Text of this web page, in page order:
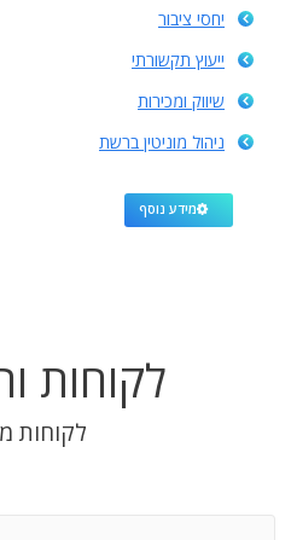
יחסי ציבור
ייעוץ תקשורתי
שיווק ומכירות
ניהול מוניטין ברשת
מידע נוסף
לקוחות
לקוחות